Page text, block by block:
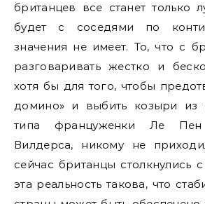
британцев все станет только
будет с соседями по
значения не имеет. То, что с
разговаривать жестко и
хотя бы для того, чтобы
домино» и выбить козыри из
типа француженки Ле
Вилдерса, никому не
сейчас британцы столкнулись
эта реальность такова, что